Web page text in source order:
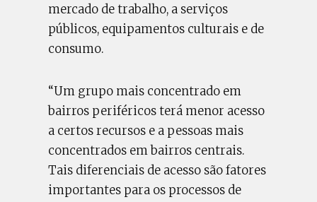
mercado de trabalho, a serviços
públicos, equipamentos culturais e de
consumo.
“Um grupo mais concentrado em
bairros periféricos terá menor acesso
a certos recursos e a pessoas mais
concentrados em bairros centrais.
Tais diferenciais de acesso são fatores
importantes para os processos de